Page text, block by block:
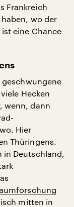
Frankreich
wo der
eine Chance
geschwungene
Hecken
wenn, dann
Hier
Thüringens.
in Deutschland,
mitten in